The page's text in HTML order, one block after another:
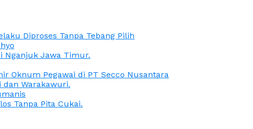
Diproses Tanpa Tebang Pilih
Nganjuk Jawa Timur.
Oknum Pegawai di PT Secco Nusantara
dan Warakawuri.
Tanpa Pita Cukai.